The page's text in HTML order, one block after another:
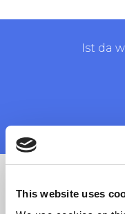
This website uses
Ist da
Es ist normal, sich um die
verständlicherweise